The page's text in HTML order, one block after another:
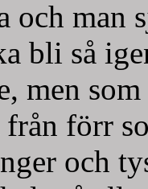
och man
bli så
men
från förr
och